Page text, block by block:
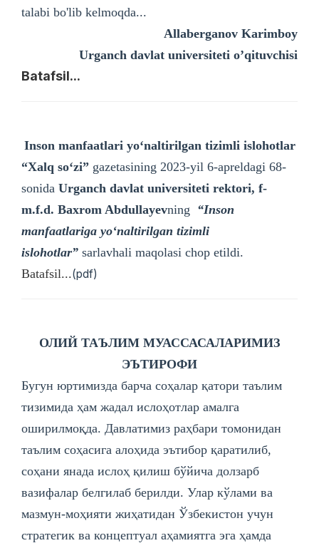
talabi bo'lib kelmoqda...
Allaberganov Karimboy
Urganch davlat universiteti o’qituvchisi
Batafsil...
Inson manfaatlari yoʻnaltirilgan tizimli islohotlar
“Xalq soʻzi” gazetasining 2023-yil 6-apreldagi 68-
sonida Urganch davlat universiteti rektori, f-
m.f.d. Baxrom Abdullayevning “Inson
manfaatlariga yoʻnaltirilgan tizimli
islohotlar” sarlavhali maqolasi chop etildi.
Batafsil...(pdf)
ОЛИЙ ТАЪЛИМ МУАССАСАЛАРИМИЗ
ЭЪТИРОФИ
Бугун юртимизда барча соҳалар қатори таълим
тизимида ҳам жадал ислоҳотлар амалга
оширилмоқда. Давлатимиз раҳбари томонидан
таълим соҳасига алоҳида эътибор қаратилиб,
соҳани янада ислоҳ қилиш бўйича долзарб
вазифалар белгилаб берилди. Улар кўлами ва
мазмун-моҳияти жиҳатидан Ўзбекистон учун
стратегик ва концептуал аҳамиятга эга ҳамда